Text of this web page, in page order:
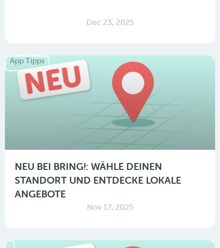
Dec 23, 2025
App Tipps
NEU BEI BRING!: WÄHLE DEINEN
STANDORT UND ENTDECKE LOKALE
ANGEBOTE
Nov 17, 2025